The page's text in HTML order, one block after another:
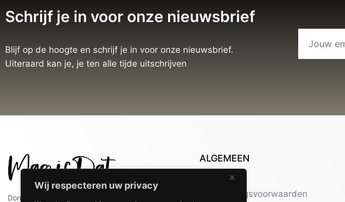
Wij respecteren uw privacy
Schrijf je in voor onze nieuwsbrief
Blijf op de hoogte en schrijf je in voor onze nieuwsbrief.
Uiteraard kan je, je ten alle tijde uitschrijven
Doniaweg 9
ALGEMEEN
Contact
Leveringsvoorwaarden